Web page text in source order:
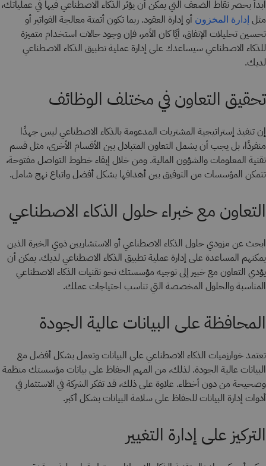
ابدأ بحصر نقاط الضعف التي يمكن أن يؤثر الذكاء الاصطناعي فيها في عملياتك،
مثل إدارة المخزون أو إدارة العقود. ربما تكون أتمتة معالجة الفواتير أو
تحسين تحليلات الإنفاق، أيًا كان الأمر، فإن وجود حالات استخدام متميزة
للذكاء الاصطناعي سيساعدك على إدارة عملية تطبيق الذكاء الاصطناعي
لديك.
تحقيق التعاون في مختلف الوظائف
إن تنفيذ إستراتيجية المشتريات المدعومة بالذكاء الاصطناعي ليس جهدًا
منفردًا، بل يجب أن يشمل التعاون المتبادل بين الأقسام الأخرى، مثل قسم
تقنية المعلومات والشؤون المالية. ومن خلال إبقاء خطوط التواصل مفتوحة،
تتمكن المؤسسات من التوفيق بين أهدافها بشكل أفضل واتباع نهج شامل.
التعاون مع خبراء حلول الذكاء الاصطناعي
ابحث عن مزودي حلول الذكاء الاصطناعي أو الاستشاريين ذوي الخبرة الذين
يمكنهم المساعدة على إدارة عملية تطبيق الذكاء الاصطناعي لديك. يمكن أن
يؤدي التعاون مع خبير إلى توجيه مؤسستك نحو تقنيات الذكاء الاصطناعي
المناسبة والحلول المخصصة التي تناسب احتياجات عملك.
المحافظة على البيانات عالية الجودة
تعتمد خوارزميات الذكاء الاصطناعي على البيانات وتعمل بشكل أفضل مع
البيانات عالية الجودة. لذلك، من المهم الحفاظ على بيانات مؤسستك منظمة
وصحيحة من دون أخطاء. علاوة على ذلك، قد تفكر الشركة في الاستثمار في
أدوات إدارة البيانات للحفاظ على سلامة البيانات بشكل أكبر.
التركيز على إدارة التغيير